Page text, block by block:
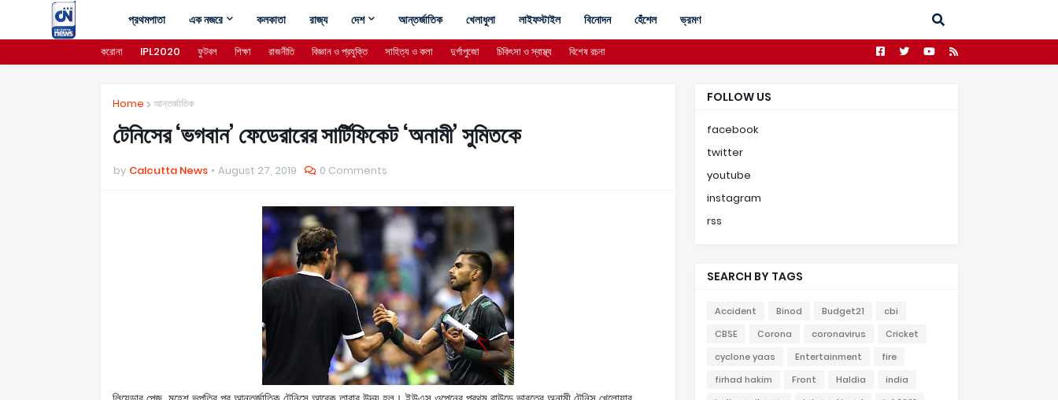
প্রথমপাতা এক নজরে কলকাতা রাজ্য দেশ আন্তর্জাতিক খেলাধুলা লাইফস্টাইল বিনোদন হেঁশেল ভ্রমণ
করোনা IPL2020 ফুটবল শিক্ষা রাজনীতি বিজ্ঞান ও প্রযুক্তি সাহিত্য ও কলা দুর্গাপুজো চিকিৎসা ও স্বাস্থ্য বিশেষ রচনা
Home আন্তর্জাতিক
টেনিসের ‘ভগবান’ ফেডেরারের সার্টিফিকেট ‘অনামী’ সুমিতকে
by Calcutta News August 27, 2019 0 Comments
FOLLOW US
facebook
twitter
youtube
instagram
rss
SEARCH BY TAGS
Accident Binod Budget21
cbi
CBSE
Corona coronavirus
Cricket
cyclone yaas
Entertainment
fire
firhad hakim
Front Haldia
india